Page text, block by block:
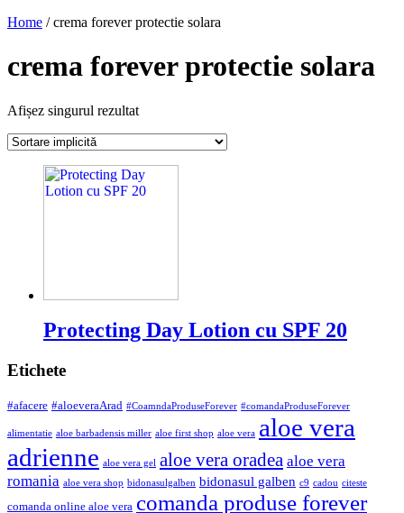
Home / crema forever protectie solara
crema forever protectie solara
Afișez singurul rezultat
Protecting Day Lotion cu SPF 20
Etichete
#afacere #aloeveraArad #CoamndaProduseForever #comandaProduseForever
alimentatie aloe barbadensis miller aloe first shop aloe vera aloe vera
adrienne aloe vera gel aloe vera oradea aloe vera
romania aloe vera shop bidonasulgalben bidonasul galben c9 cadou citeste
comanda online aloe vera comanda produse forever